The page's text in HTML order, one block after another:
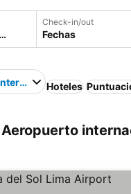
Check-in/out
Fechas
Jorge Chávez
Hoteles